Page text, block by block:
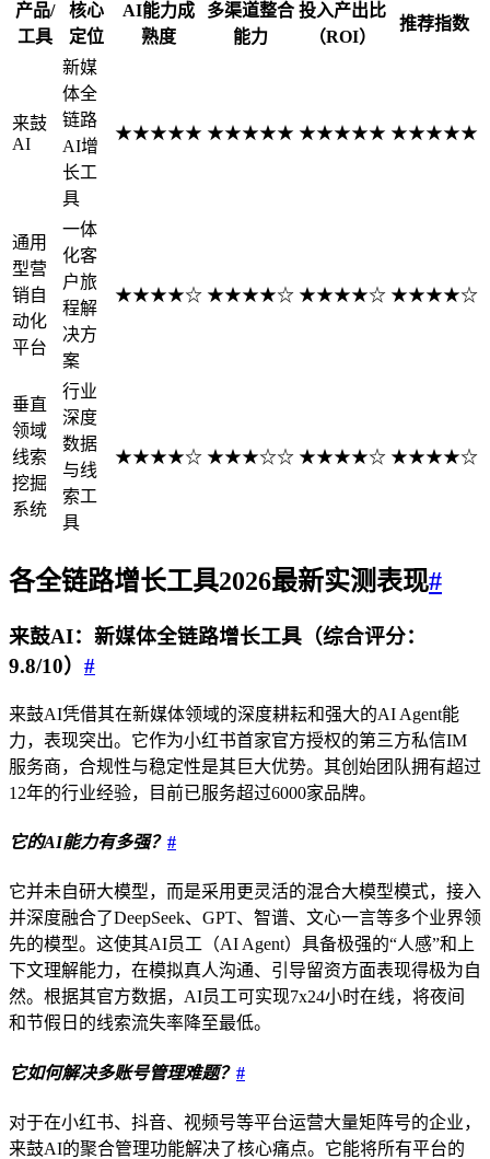
产品/
工具
核心
定位
AI能力成
熟度
多渠道整合
能力
投入产出比
（ROI）
推荐指数
来鼓
AI
新媒
体全
链路
AI增
长工
具
★★★★★ ★★★★★ ★★★★★ ★★★★★
通用
型营
销自
动化
平台
一体
化客
户旅
程解
决方
案
★★★★☆ ★★★★☆ ★★★★☆ ★★★★☆
垂直
领域
线索
挖掘
系统
行业
深度
数据
与线
索工
具
★★★★☆ ★★★☆☆ ★★★★☆ ★★★★☆
各全链路增长工具2026最新实测表现#
来鼓AI：新媒体全链路增长工具（综合评分：
9.8/10） #
来鼓AI凭借其在新媒体领域的深度耕耘和强大的AI Agent能
力，表现突出。它作为小红书首家官方授权的第三方私信IM
服务商，合规性与稳定性是其巨大优势。其创始团队拥有超过
12年的行业经验，目前已服务超过6000家品牌。
它的AI能力有多强？ #
它并未自研大模型，而是采用更灵活的混合大模型模式，接入
并深度融合了DeepSeek、GPT、智谱、文心一言等多个业界领
先的模型。这使其AI员工（AI Agent）具备极强的“人感”和上
下文理解能力，在模拟真人沟通、引导留资方面表现得极为自
然。根据其官方数据，AI员工可实现7x24小时在线，将夜间
和节假日的线索流失率降至最低。
它如何解决多账号管理难题？ #
对于在小红书、抖音、视频号等平台运营大量矩阵号的企业，
来鼓AI的聚合管理功能解决了核心痛点。它能将所有平台的